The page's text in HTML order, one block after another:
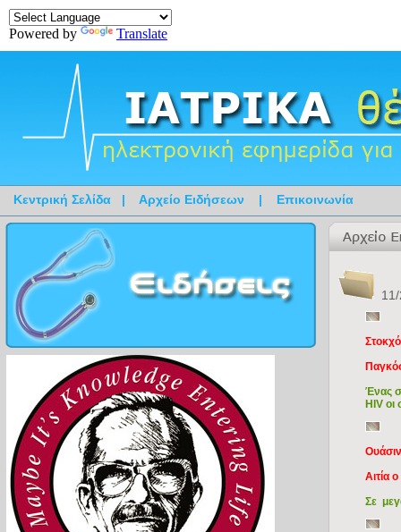
Powered by Translate
Κεντρική Σελίδα | Αρχείο Ειδήσεων | Επικοινωνία
Ένας
ΗΙV
Αιτία
Σε